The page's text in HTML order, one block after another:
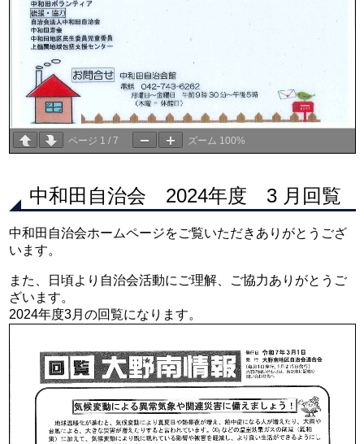
ページ 1 /7 ズーム 100%
中和田自治会 2024年度 3 月回覧
中和田自治会ホームページをご覧いただきありがとうござ
います。
また、日頃より自治会活動にご理解、ご協力ありがとうご
ざいます。
2024年度3月の回覧になります。